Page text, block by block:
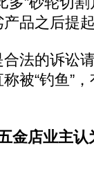
品之后提
法的诉讼
被“钓鱼”
店业主认